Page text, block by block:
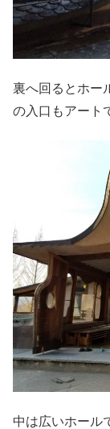
裏へ回るとホー
の入口もアート
中は広いホール